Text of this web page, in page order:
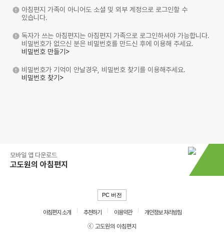
아침편지 가족이 아니어도 소셜 및 외부 계정으로 로그인할 수
있습니다.
독자가 쓰는 아침편지는 아침편지 가족으로 로그인하셔야 가능합니다.
비밀번호가 없으신 분은 비밀번호를 만드신 후에 이용해 주세요.
비밀번호 만들기>
비밀번호가 기억이 안날경우, 비밀번호 찾기를 이용해주세요.
비밀번호 찾기>
모바일 앱 다운로드
고도원의 아침편지
PC 버전
아침편지 소개 추천하기 이용약관
개인정보 처리방침
ⓒ 고도원의 아침편지